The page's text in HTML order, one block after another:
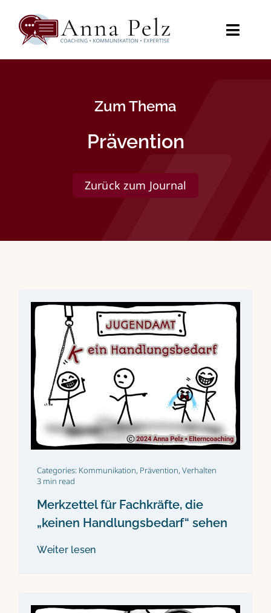
Inhalt
springen
Toggle
Kontakt
Zum Thema
Prävention
Zurück zum Journal
Categories: Kommunikation, Prävention,Verhalten
3 min read
Merkzettel für Fachkräfte, die
„keinen Handlungsbedarf“ sehen
Weiter lesen